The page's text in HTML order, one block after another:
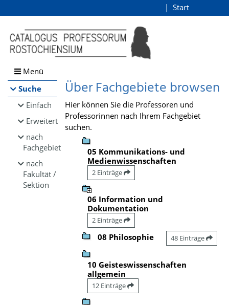
Browsen
direkt zum Inhalt
Start
Menü
Suche
Einfach
Erweitert
nach
Fachgebiet
nach
Fakultät /
Sektion
Über Fachgebiete browsen
Hier können Sie die Professoren und
Professorinnen nach Ihrem Fachgebiet
suchen.
05 Kommunikations- und
Medienwissenschaften
2 Einträge
06 Information und
Dokumentation
2 Einträge
08 Philosophie 48 Einträge
10 Geisteswissenschaften
allgemein
12 Einträge